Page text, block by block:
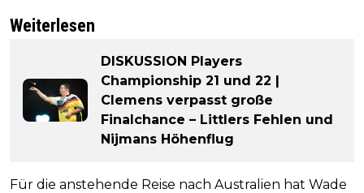
Weiterlesen
DISKUSSION Players
Championship 21 und 22 |
Clemens verpasst große
Finalchance – Littlers Fehlen und
Nijmans Höhenflug
Für die anstehende Reise nach Australien hat Wade